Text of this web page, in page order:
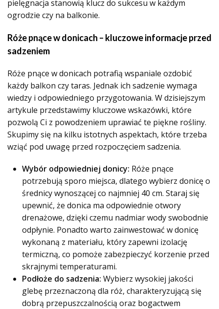
pielęgnacja stanowią klucz do sukcesu w każdym
ogrodzie czy na balkonie.
Róże pnące w donicach – kluczowe informacje przed
sadzeniem
Róże pnące w donicach potrafią wspaniale ozdobić
każdy balkon czy taras. Jednak ich sadzenie wymaga
wiedzy i odpowiedniego przygotowania. W dzisiejszym
artykule przedstawimy kluczowe wskazówki, które
pozwolą Ci z powodzeniem uprawiać te piękne rośliny.
Skupimy się na kilku istotnych aspektach, które trzeba
wziąć pod uwagę przed rozpoczęciem sadzenia.
Wybór odpowiedniej donicy: Róże pnące
potrzebują sporo miejsca, dlatego wybierz donicę o
średnicy wynoszącej co najmniej 40 cm. Staraj się
upewnić, że donica ma odpowiednie otwory
drenażowe, dzięki czemu nadmiar wody swobodnie
odpłynie. Ponadto warto zainwestować w donicę
wykonaną z materiału, który zapewni izolację
termiczną, co pomoże zabezpieczyć korzenie przed
skrajnymi temperaturami.
Podłoże do sadzenia: Wybierz wysokiej jakości
glebę przeznaczoną dla róż, charakteryzującą się
dobrą przepuszczalnością oraz bogactwem